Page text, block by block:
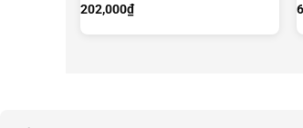
202,000₫